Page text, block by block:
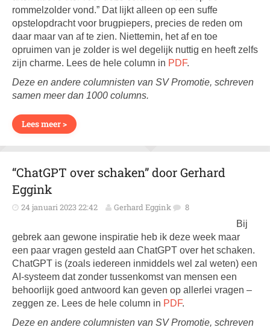
rommelzolder vond.” Dat lijkt alleen op een suffe
opstelopdracht voor brugpiepers, precies de reden om
daar maar van af te zien. Niettemin, het af en toe
opruimen van je zolder is wel degelijk nuttig en heeft zelfs
zijn charme. Lees de hele column in PDF.
Deze en andere columnisten van SV Promotie, schreven
samen meer dan 1000 columns.
Lees meer >
“ChatGPT over schaken” door Gerhard
Eggink
24 januari 2023 22:42 Gerhard Eggink 8
Bij
gebrek aan gewone inspiratie heb ik deze week maar
een paar vragen gesteld aan ChatGPT over het schaken.
ChatGPT is (zoals iedereen inmiddels wel zal weten) een
AI-systeem dat zonder tussenkomst van mensen een
behoorlijk goed antwoord kan geven op allerlei vragen –
zeggen ze. Lees de hele column in PDF.
Deze en andere columnisten van SV Promotie, schreven